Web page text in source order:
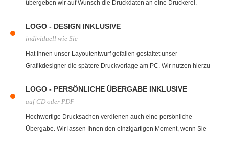
übergeben wir auf Wunsch die Druckdaten an eine Druckerei.
nach.
LOGO - DESIGN INKLUSIVE
individuell wie Sie
Hat Ihnen unser Layoutentwurf gefallen gestaltet unser
Grafikdesigner die spätere Druckvorlage am PC. Wir nutzen hierzu
LOGO - PERSÖNLICHE ÜBERGABE INKLUSIVE
auf CD oder PDF
Hochwertige Drucksachen verdienen auch eine persönliche
Übergabe. Wir lassen Ihnen den einzigartigen Moment, wenn Sie